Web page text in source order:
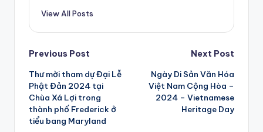
View All Posts
Post
navigation
Previous Post
Thư mời tham dự Đại Lễ
Phật Đản 2024 tại
Chùa Xá Lợi trong
thành phố Frederick ở
tiểu bang Maryland
Next Post
Ngày Di Sản Văn Hóa
Việt Nam Cộng Hòa –
2024 – Vietnamese
Heritage Day